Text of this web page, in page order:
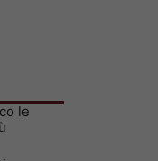
le